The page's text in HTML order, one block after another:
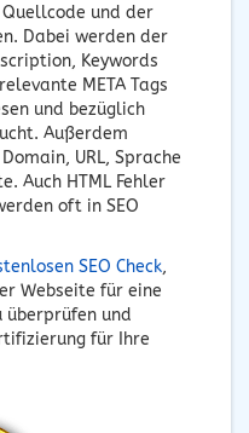
Quellcode und der
Dabei werden der
Keywords
META Tags
und bezüglich
Außerdem
URL, Sprache
Auch HTML Fehler
oft in SEO
SEO Check,
Webseite für eine
und
für Ihre